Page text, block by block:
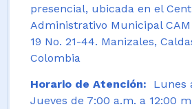
presencial, ubicada en el
Administrativo Municipal
19 No. 21-44. Manizales,
Colombia
Horario de Atención:
Lunes
Jueves de 7:00 a.m. a 12:00